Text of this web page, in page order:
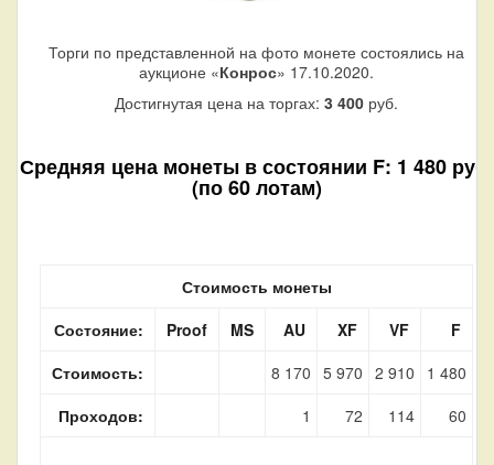
Торги по представленной на фото монете состоялись на
аукционе «Конрос» 17.10.2020.
Достигнутая цена на торгах: 3 400 руб.
Средняя цена монеты в состоянии F: 1 480 руб.
(по 60 лотам)
Стоимость монеты
Состояние:
Proof MS AU XF VF
F
Стоимость:
8 170 5 970 2 910
1 480
Проходов:
1 72 114 60